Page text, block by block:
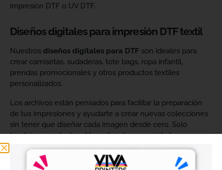
impresión DTF o UV DTF.
Diseños digitales para impresión DTF textil
Nuestros diseños digitales para DTF son ideales para
crear camisetas, sudaderas, tote bags, ropa infantil,
prendas promocionales y otros productos textiles
personalizados.
Los archivos están pensados para facilitar la preparación
de tus impresiones y ayudarte a crear nuevas colecciones
sin tener que diseñar cada imagen desde cero. Solo
tendrás que adaptar el tamaño a tus necesidades, preparar
el archivo en tu programa de impresión y producirlo con tu
maquinaria DTF.